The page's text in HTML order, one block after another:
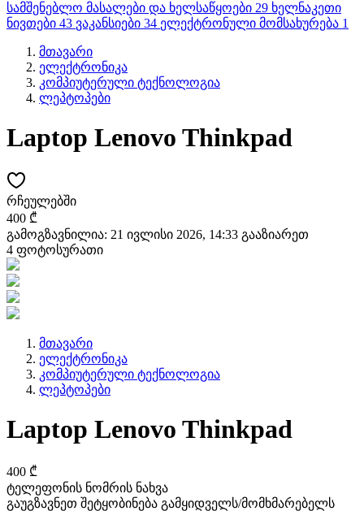
სამშენებლო მასალები და ხელსაწყოები 29 ხელნაკეთი
ნივთები 43 ვაკანსიები 34 ელექტრონული მომსახურება 1
მთავარი
ელექტრონიკა
კომპიუტერული ტექნოლოგია
ლეპტოპები
Laptop Lenovo Thinkpad
რჩეულებში
400 ₾
გამოგზავნილია: 21 ივლისი 2026, 14:33 გააზიარეთ
4 ფოტოსურათი
მთავარი
ელექტრონიკა
კომპიუტერული ტექნოლოგია
ლეპტოპები
Laptop Lenovo Thinkpad
400 ₾
ტელეფონის ნომრის ნახვა
გაუგზავნეთ შეტყობინება გამყიდველს/მომხმარებელს